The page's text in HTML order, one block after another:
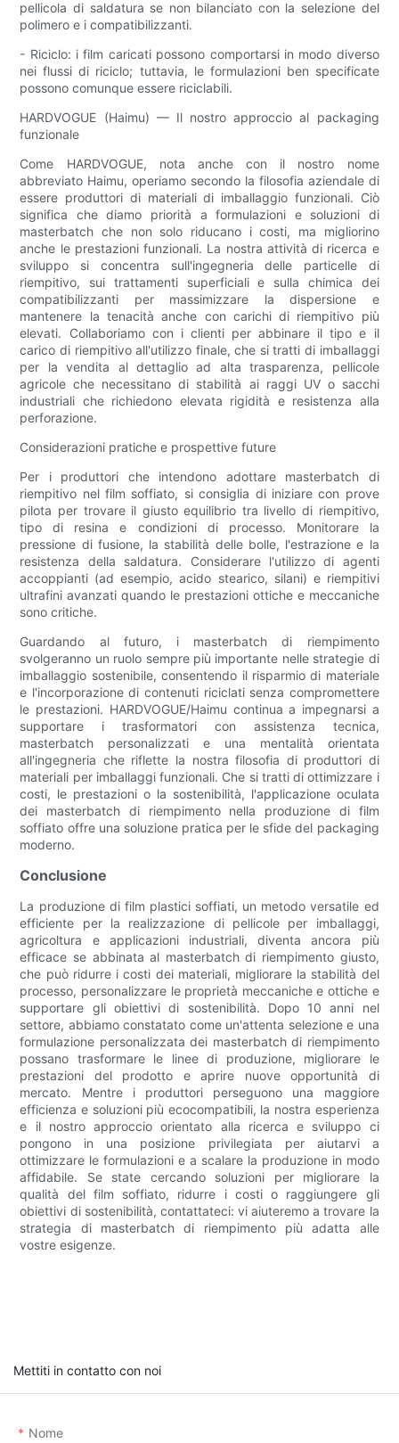
pellicola di saldatura se non bilanciato con la selezione del
polimero e i compatibilizzanti.
- Riciclo: i film caricati possono comportarsi in modo diverso
nei flussi di riciclo; tuttavia, le formulazioni ben specificate
possono comunque essere riciclabili.
HARDVOGUE (Haimu) — Il nostro approccio al packaging
funzionale
Come HARDVOGUE, nota anche con il nostro nome
abbreviato Haimu, operiamo secondo la filosofia aziendale di
essere produttori di materiali di imballaggio funzionali. Ciò
significa che diamo priorità a formulazioni e soluzioni di
masterbatch che non solo riducano i costi, ma migliorino
anche le prestazioni funzionali. La nostra attività di ricerca e
sviluppo si concentra sull'ingegneria delle particelle di
riempitivo, sui trattamenti superficiali e sulla chimica dei
compatibilizzanti per massimizzare la dispersione e
mantenere la tenacità anche con carichi di riempitivo più
elevati. Collaboriamo con i clienti per abbinare il tipo e il
carico di riempitivo all'utilizzo finale, che si tratti di imballaggi
per la vendita al dettaglio ad alta trasparenza, pellicole
agricole che necessitano di stabilità ai raggi UV o sacchi
industriali che richiedono elevata rigidità e resistenza alla
perforazione.
Considerazioni pratiche e prospettive future
Per i produttori che intendono adottare masterbatch di
riempitivo nel film soffiato, si consiglia di iniziare con prove
pilota per trovare il giusto equilibrio tra livello di riempitivo,
tipo di resina e condizioni di processo. Monitorare la
pressione di fusione, la stabilità delle bolle, l'estrazione e la
resistenza della saldatura. Considerare l'utilizzo di agenti
accoppianti (ad esempio, acido stearico, silani) e riempitivi
ultrafini avanzati quando le prestazioni ottiche e meccaniche
sono critiche.
Guardando al futuro, i masterbatch di riempimento
svolgeranno un ruolo sempre più importante nelle strategie di
imballaggio sostenibile, consentendo il risparmio di materiale
e l'incorporazione di contenuti riciclati senza compromettere
le prestazioni. HARDVOGUE/Haimu continua a impegnarsi a
supportare i trasformatori con assistenza tecnica,
masterbatch personalizzati e una mentalità orientata
all'ingegneria che riflette la nostra filosofia di produttori di
materiali per imballaggi funzionali. Che si tratti di ottimizzare i
costi, le prestazioni o la sostenibilità, l'applicazione oculata
dei masterbatch di riempimento nella produzione di film
soffiato offre una soluzione pratica per le sfide del packaging
moderno.
Conclusione
La produzione di film plastici soffiati, un metodo versatile ed
efficiente per la realizzazione di pellicole per imballaggi,
agricoltura e applicazioni industriali, diventa ancora più
efficace se abbinata al masterbatch di riempimento giusto,
che può ridurre i costi dei materiali, migliorare la stabilità del
processo, personalizzare le proprietà meccaniche e ottiche e
supportare gli obiettivi di sostenibilità. Dopo 10 anni nel
settore, abbiamo constatato come un'attenta selezione e una
formulazione personalizzata dei masterbatch di riempimento
possano trasformare le linee di produzione, migliorare le
prestazioni del prodotto e aprire nuove opportunità di
mercato. Mentre i produttori perseguono una maggiore
efficienza e soluzioni più ecocompatibili, la nostra esperienza
e il nostro approccio orientato alla ricerca e sviluppo ci
pongono in una posizione privilegiata per aiutarvi a
ottimizzare le formulazioni e a scalare la produzione in modo
affidabile. Se state cercando soluzioni per migliorare la
qualità del film soffiato, ridurre i costi o raggiungere gli
obiettivi di sostenibilità, contattateci: vi aiuteremo a trovare la
strategia di masterbatch di riempimento più adatta alle
vostre esigenze.
Mettiti in contatto con noi
Nome